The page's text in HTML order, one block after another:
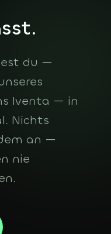
du —
Iventa — in
Nichts
an —
nie